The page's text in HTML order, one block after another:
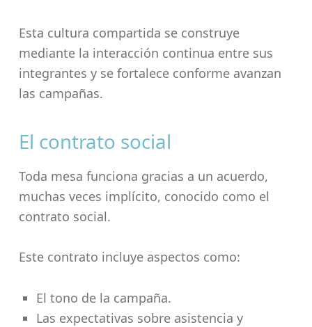
Esta cultura compartida se construye
mediante la interacción continua entre sus
integrantes y se fortalece conforme avanzan
las campañas.
El contrato social
Toda mesa funciona gracias a un acuerdo,
muchas veces implícito, conocido como el
contrato social.
Este contrato incluye aspectos como:
El tono de la campaña.
Las expectativas sobre asistencia y